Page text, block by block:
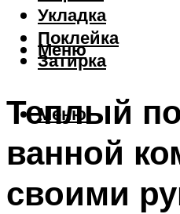
Укладка
Поклейка
Затирка
Меню
Меню
Теплый
ванной
своими